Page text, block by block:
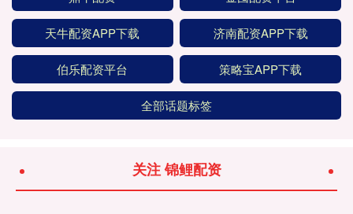
天牛配资APP下载 济南配资APP下载
伯乐配资平台 策略宝APP下载
全部话题标签
关注 锦鲤配资